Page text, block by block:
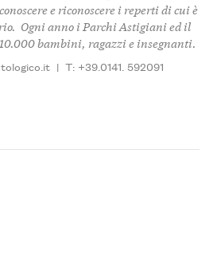
e riconoscere i reperti di cui è
. Ogni anno i Parchi Astigiani ed il
bambini, ragazzi e insegnanti.
| T: +39.0141. 592091